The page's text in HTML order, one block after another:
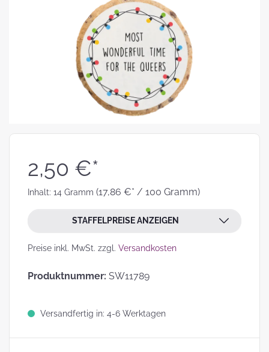
2,50 €*
Inhalt: 14 Gramm (17,86 €* / 100 Gramm)
STAFFELPREISE ANZEIGEN
Preise inkl. MwSt. zzgl. Versandkosten
Produktnummer: SW11789
Versandfertig in: 4-6 Werktagen